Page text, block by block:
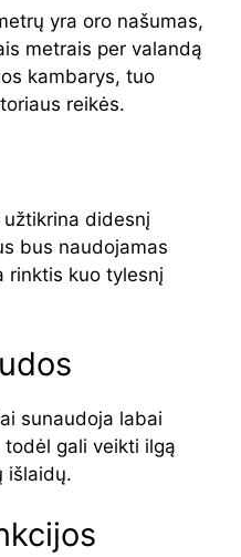
yra oro našumas,
metrais per valandą
kambarys, tuo
reikės.
didesnį
bus naudojamas
rinktis kuo tylesnį
sunaudoja labai
gali veikti ilgą
išlaidų.